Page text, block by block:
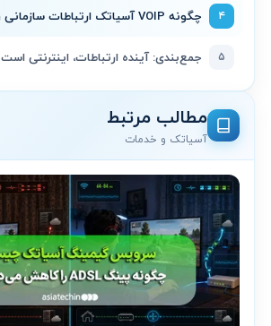
۴ چگونه VOIP آسیاتک ارتباطات سازمانی را حرفه‌ای‌تر می‌کند
۵ جمع‌بندی: آینده ارتباطات، اینترنتی است
مطالب مرتبط
آسیاتک و خدمات